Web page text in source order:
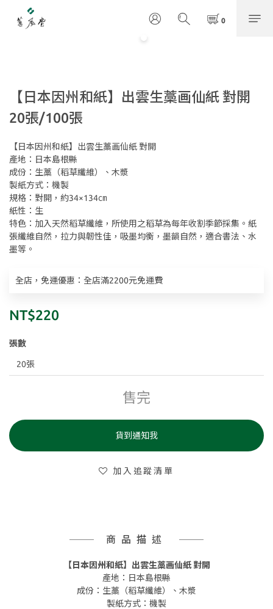
【日本因州和紙】出雲生藁画仙紙 對開
20張/100張
【日本因州和紙】出雲生藁画仙紙 對開
產地：日本島根縣
成份：生藁（稻草纖維）、木漿
製紙方式：機製
規格：對開，約34×134㎝
紙性：生
特色：加入天然稻草纖維，所使用之稻草為每年收割季節採集。紙
張纖維自然，拉力與韌性佳，吸墨均衡，墨韻自然，適合書法、水
墨等。
全店，免運優惠：全店滿2200元免運費
NT$220
張數
售完
貨到通知我
加入追蹤清單
商品描述
【日本因州和紙】出雲生藁画仙紙 對開
產地：日本島根縣
成份：生藁（稻草纖維）、木漿
製紙方式：機製